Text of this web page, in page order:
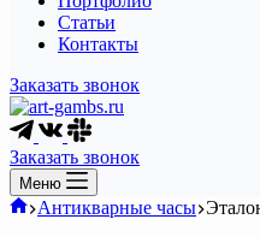
Статьи
Контакты
Заказать звонок
Заказать звонок
Меню
Главная
Антикварные часы